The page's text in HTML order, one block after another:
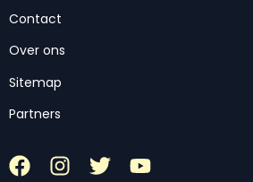
Contact
Over ons
Sitemap
Partners